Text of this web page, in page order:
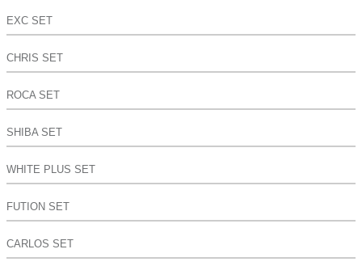
EXC SET
CHRIS SET
ROCA SET
SHIBA SET
WHITE PLUS SET
FUTION SET
CARLOS SET